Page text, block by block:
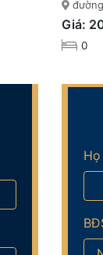
Giá:
0